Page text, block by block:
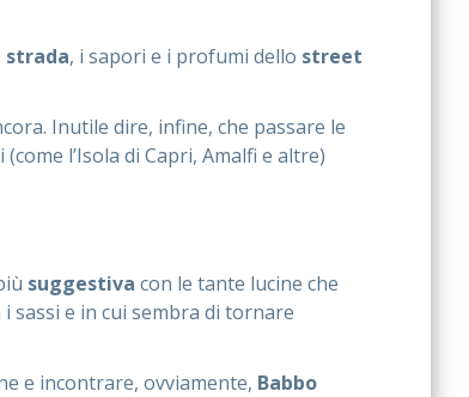
, i sapori e i profumi dello street
Inutile dire, infine, che passare le
l’Isola di Capri, Amalfi e altre)
suggestiva con le tante lucine che
sassi e in cui sembra di tornare
e incontrare, ovviamente, Babbo